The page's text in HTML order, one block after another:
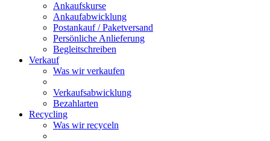
Ankaufskurse
Ankaufabwicklung
Postankauf / Paketversand
Persönliche Anlieferung
Begleitschreiben
Verkauf
Was wir verkaufen
Verkaufsabwicklung
Bezahlarten
Recycling
Was wir recyceln